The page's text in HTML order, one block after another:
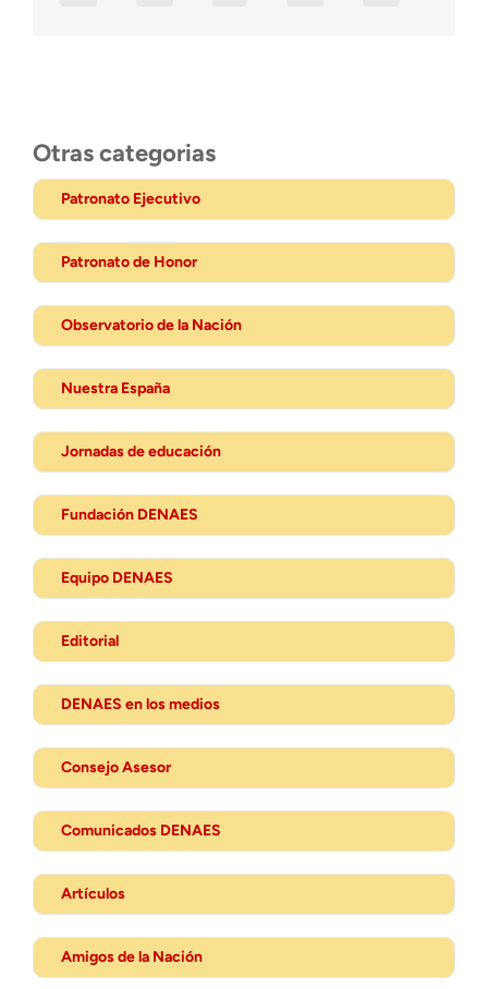
Otras categorias
Patronato Ejecutivo
Patronato de Honor
Observatorio de la Nación
Nuestra España
Jornadas de educación
Fundación DENAES
Equipo DENAES
Editorial
DENAES en los medios
Consejo Asesor
Comunicados DENAES
Artículos
Amigos de la Nación